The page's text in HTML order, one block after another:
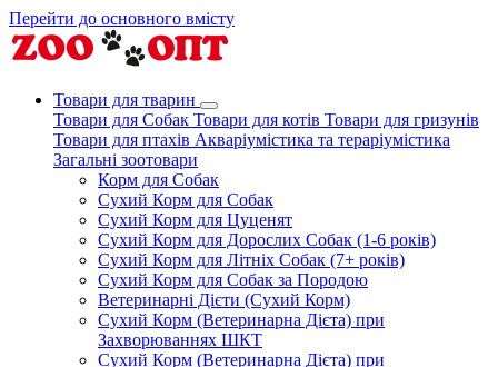
Перейти до основного вмісту
Товари для тварин
Товари для Собак Товари для котів Товари для гризунів
Товари для птахів Акваріумістика та тераріумістика
Загальні зоотовари
Корм для Собак
Сухий Корм для Собак
Сухий Корм для Цуценят
Сухий Корм для Дорослих Собак (1-6 років)
Сухий Корм для Літніх Собак (7+ років)
Сухий Корм для Собак за Породою
Ветеринарні Дієти (Сухий Корм)
Сухий Корм (Ветеринарна Дієта) при
Захворюваннях ШКТ
Сухий Корм (Ветеринарна Дієта) при